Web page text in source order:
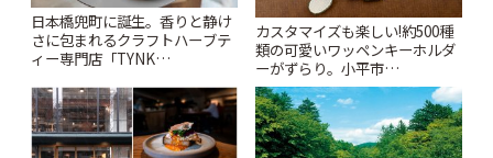
日本橋兜町に誕生。香りと静け
さに包まれるクラフトハーブテ
ィー専門店「TYNK
カスタマイズも楽しい!約500種
類の可愛いワッペンキーホルダ
ーがずらり。小平市
「Kimamaya T&K」 | ことりっ
ぷ